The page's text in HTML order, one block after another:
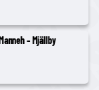
– Mjällby